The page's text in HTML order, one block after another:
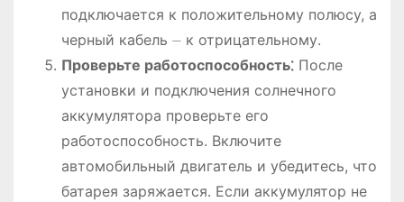
подключается к положительному полюсу, а
черный кабель ⏤ к отрицательному․
Проверьте работоспособность⁚После
установки и подключения солнечного
аккумулятора проверьте его
работоспособность․ Включите
автомобильный двигатель и убедитесь, что
батарея заряжается․ Если аккумулятор не